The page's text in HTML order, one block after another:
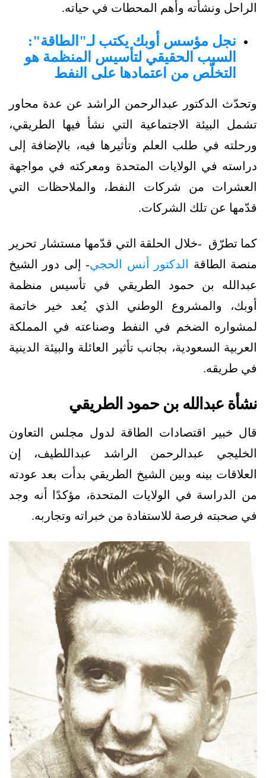
الراحل ونشأته وأهم المحطات في حياته.
نجل مؤسس أوبك يكتب لـ"الطاقة":
السبب الحقيقي لتأسيس المنظمة هو
التخلّص من اعتمادها على النفط
وتحدّث الدكتور عبدالرحمن الراشد عن عدة محاور
تشمل البيئة الاجتماعية التي نشأ فيها الطريقي،
ورحلته في طلب العلم وتأثيرها فيه، بالإضافة إلى
دراسته في الولايات المتحدة ومعركته في مواجهة
العشرات من شركات النفط، والملاحظات التي
قدّمها عن تلك الشركات.
كما تطرّق -خلال الحلقة التي قدّمها مستشار تحرير
منصة الطاقة الدكتور أنس الحجي- إلى دور الشيخ
عبدالله بن حمود الطريقي في تأسيس منظمة
أوبك، والمشروع الوطني الذي يُعد خير خاتمة
لمشواره الضخم في النفط وصناعته في المملكة
العربية السعودية، بجانب تأثير العائلة والبيئة الدينية
في طريقه.
نشأة عبدالله بن حمود الطريقي
قال خبير اقتصادات الطاقة لدول مجلس التعاون
الخليجي عبدالرحمن الراشد عبداللطيف، إن
العلاقات بينه وبين الشيخ الطريقي بدأت بعد عودته
من الدراسة في الولايات المتحدة، مؤكدًا أنه وجد
في صحبته فرصة للاستفادة من خبراته وتجاربه.